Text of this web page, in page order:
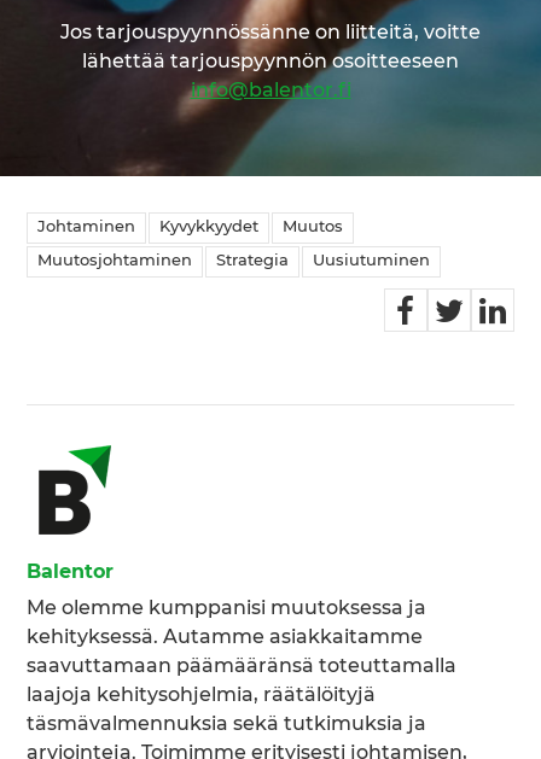
Jos tarjouspyynnössänne on liitteitä, voitte
lähettää tarjouspyynnön osoitteeseen
info@balentor.fi
Johtaminen Kyvykkyydet Muutos
Muutosjohtaminen Strategia Uusiutuminen
Balentor
Me olemme kumppanisi muutoksessa ja
kehityksessä. Autamme asiakkaitamme
saavuttamaan päämääränsä toteuttamalla
laajoja kehitysohjelmia, räätälöityjä
täsmävalmennuksia sekä tutkimuksia ja
arviointeja. Toimimme erityisesti johtamisen,